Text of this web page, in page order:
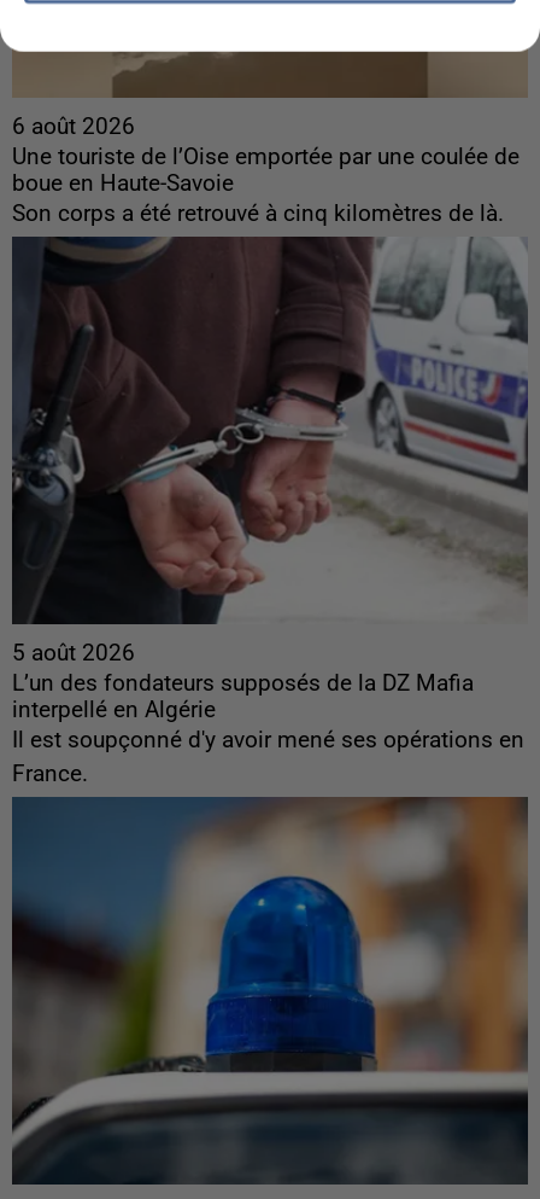
6 août 2026
Une touriste de l’Oise emportée par une coulée de
boue en Haute-Savoie
Son corps a été retrouvé à cinq kilomètres de là.
5 août 2026
L’un des fondateurs supposés de la DZ Mafia
interpellé en Algérie
Il est soupçonné d'y avoir mené ses opérations en
France.